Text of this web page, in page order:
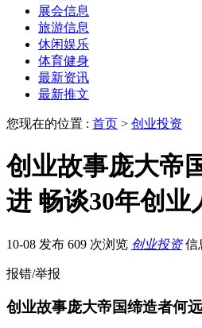
展会信息
旅游信息
休闲娱乐
体育健身
最新资讯
最新推文
您现在的位置 : 首页 > 创业投资
创业故事庞大帝
进 畅谈30年创业
10-08 发布 609 次浏览 创业投资 信
报错/举报
创业故事庞大帝国缔造者何